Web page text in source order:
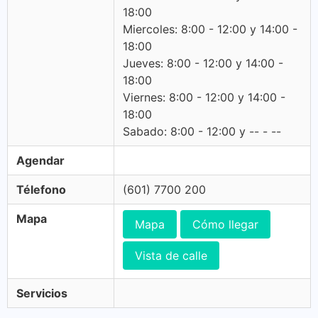
18:00
Miercoles: 8:00 - 12:00 y 14:00 -
18:00
Jueves: 8:00 - 12:00 y 14:00 -
18:00
Viernes: 8:00 - 12:00 y 14:00 -
18:00
Sabado: 8:00 - 12:00 y -- - --
Agendar
Télefono (601) 7700 200
Mapa Mapa Cómo llegar
Vista de calle
Servicios